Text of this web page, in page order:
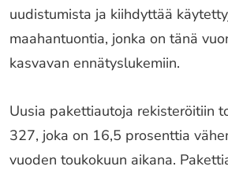
uudistumista ja kiihdyttää
maahantuontia, jonka on tänä
kasvavan ennätyslukemiin.
Uusia pakettiautoja rekisteröitiin
327, joka on 16,5 prosenttia
vuoden toukokuun aikana.